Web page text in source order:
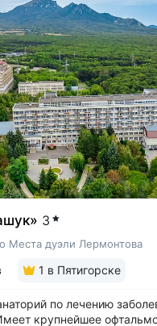
3
Места дуэли Лермонтова
1 в Пятигорске
по лечению
крупнейшее